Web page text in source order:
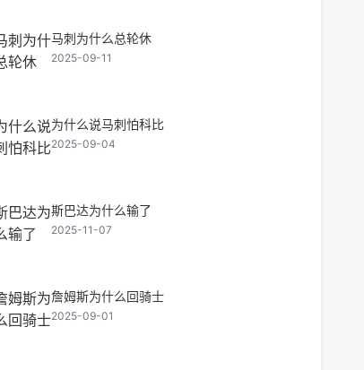
马刺为什么总轮休
2025-09-11
为什么说马刺怕科比
2025-09-04
斯巴达为什么输了
2025-11-07
詹姆斯为什么回骑士
2025-09-01